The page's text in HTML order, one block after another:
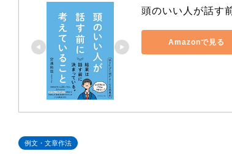
頭のいい人が話す
Amazonで見る
例文・文章作法